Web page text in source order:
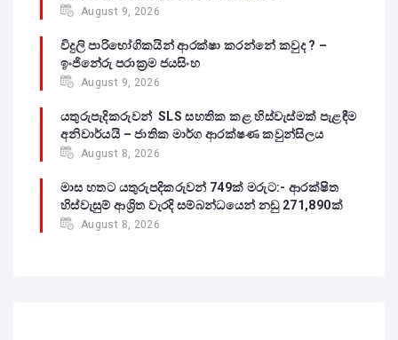
August 9, 2026
විදුලි පාරිභෝගිකයින් ආරක්ෂා කරන්නේ කවුද ? –
ඉංජිනේරු පරාක්‍රම ජයසිංහ
August 9, 2026
යතුරුපැදිකරුවන් SLS සහතික කළ හිස්වැස්මක් පැළඳීම
අනිවාර්යයි – ජාතික මාර්ග ආරක්ෂණ කවුන්සිලය
August 8, 2026
මාස හතට යතුරුපදිකරුවන් 749ක් මරුට:- ආරක්ෂිත
හිස්වැසුම් ආශ්‍රිත වැරදි සම්බන්ධයෙන් නඩු 271,890ක්
August 8, 2026